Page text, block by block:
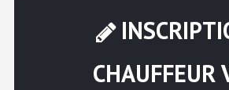
CHAUFFEUR